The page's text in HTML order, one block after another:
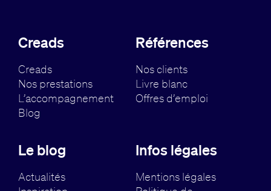
Creads
Creads
Nos prestations
L’accompagnement
Blog
Références
Nos clients
Livre blanc
Offres d’emploi
Le blog
Actualités
Infos légales
Mentions légales